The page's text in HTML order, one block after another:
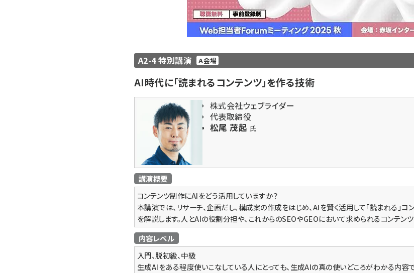
A2-4 特別講演 A会場
AI時代に「読まれるコンテンツ」を作る技術
株式会社ウェブライダー
代表取締役
松尾 茂起 氏
講演概要
コンテンツ制作にAIをどう活用していますか？
本講演では、リサーチ、企画だし、構成案の作成をはじめ、AIを賢く活用して「読まれる」
を解説します。人とAIの役割分担や、これからのSEOやGEOにおいて求められるコンテンツ
内容レベル
入門、脱初級、中級
生成AIをある程度使いこなしている人にとっても、生成AIの真の使いどころがわかる内容で